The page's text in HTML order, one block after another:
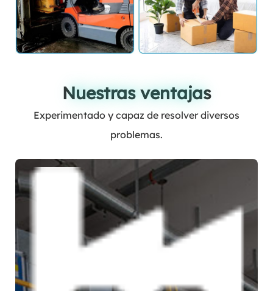
Nuestras ventajas
Nuestras ventajas
Experimentado y capaz de resolver diversos
problemas.